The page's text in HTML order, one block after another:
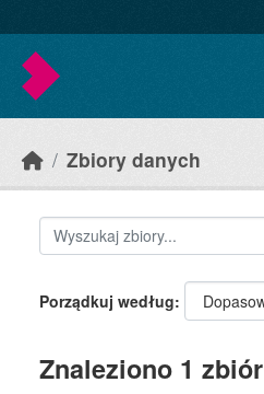
Zbiory danych
Porządkuj według
Znaleziono 1 zbiór